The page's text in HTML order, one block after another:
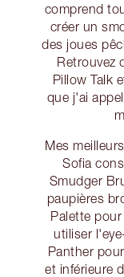
comprend
créer un
des joues
Retrouvez
Pillow Talk
que j'ai
Mes
Sofia
Smudger
paupières
Palette
utiliser
Panther
et inférieure